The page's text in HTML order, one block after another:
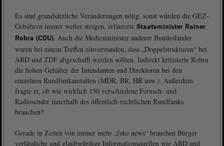
Es sind grundsätzliche Veränderungen nötig, sonst würden die GEZ-
Gebühren immer weiter steigen, erläuterte Staatsminister Rainer
Robra (CDU). Auch die Medienminister anderer Bundesländer
waren bei einem Treffen einverstanden, dass „Doppelstrukturen“ bei
ARD und ZDF abgeschafft werden sollten. Indirekt kritisierte Robra
die hohen Gehälter der Intendanten und Direktoren bei den
einzelnen Rundfunkanstalten (MDR, BR. HR usw.). Außerdem
fragte er, ob wie wirklich 150 verschiedene Fernseh- und
Radiosender innerhalb des öffentlich-rechtlichen Rundfunks
brauchen?
Gerade in Zeiten von immer mehr „fake news“ brauchen Bürger
verlässliche und glaubwürdige Informationsquellen wie ARD und